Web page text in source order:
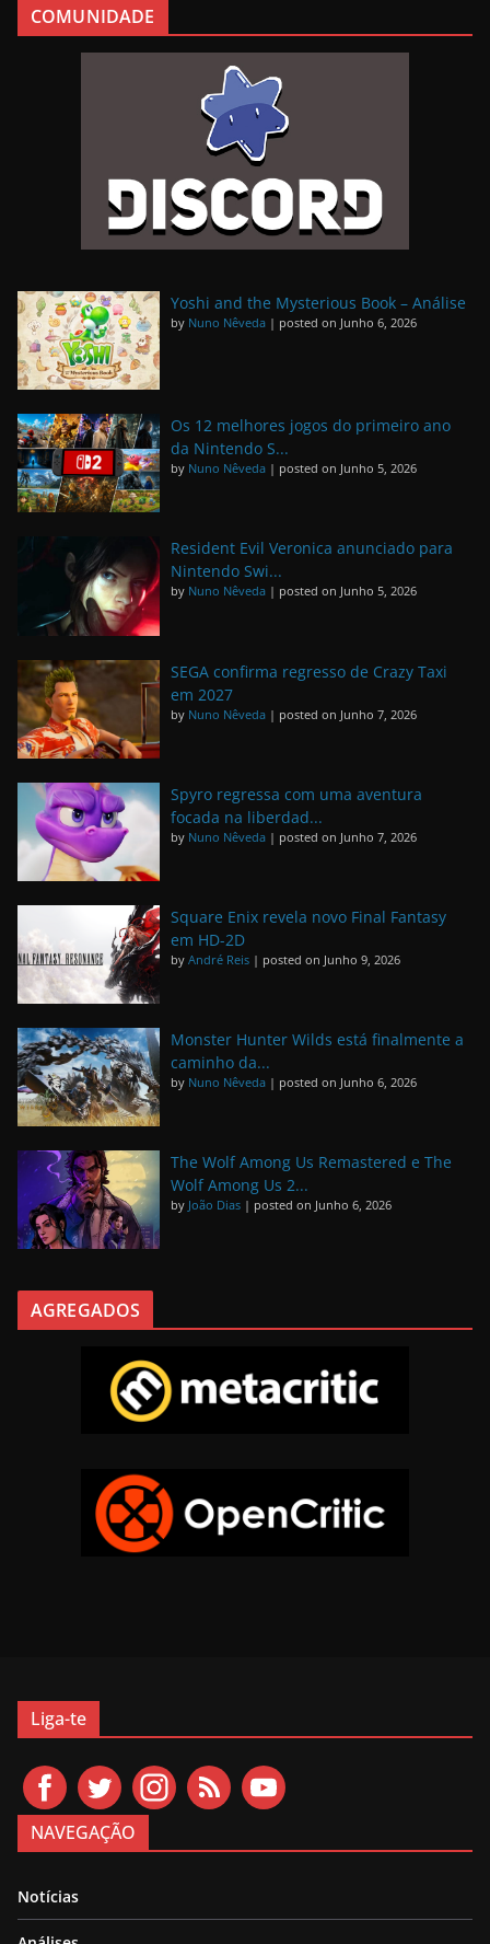
COMUNIDADE
Yoshi and the Mysterious Book – Análise
by Nuno Nêveda | posted on Junho 6, 2026
Os 12 melhores jogos do primeiro ano
da Nintendo S...
by Nuno Nêveda | posted on Junho 5, 2026
Resident Evil Veronica anunciado para
Nintendo Swi...
by Nuno Nêveda | posted on Junho 5, 2026
SEGA confirma regresso de Crazy Taxi
em 2027
by Nuno Nêveda | posted on Junho 7, 2026
Spyro regressa com uma aventura
focada na liberdad...
by Nuno Nêveda | posted on Junho 7, 2026
Square Enix revela novo Final Fantasy
em HD-2D
by André Reis | posted on Junho 9, 2026
Monster Hunter Wilds está finalmente a
caminho da...
by Nuno Nêveda | posted on Junho 6, 2026
The Wolf Among Us Remastered e The
Wolf Among Us 2...
by João Dias | posted on Junho 6, 2026
AGREGADOS
Liga-te
NAVEGAÇÃO
Notícias